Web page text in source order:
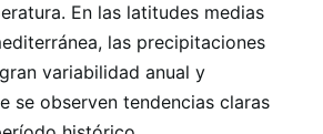
En las latitudes medias
las precipitaciones
variabilidad anual y
se observen tendencias claras